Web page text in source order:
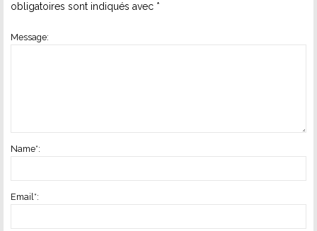
obligatoires sont indiqués avec *
Message:
Name*:
Email*: